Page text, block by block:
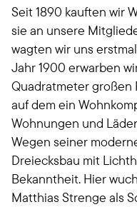
Seit 1890 kauften wir
sie an unsere
wagten wir uns
Jahr 1900 erwarben
Quadratmeter großen
auf dem ein
Wohnungen und
Wegen seiner
Dreiecksbau mit
Bekanntheit. Hier
Matthias Strenge als